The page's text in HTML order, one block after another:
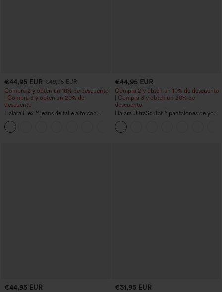
€44,95 EUR €49,95 EUR
Compra 2 y obtén un 10% de descuento
| Compra 3 y obtén un 20% de
descuento
Halara Flex™ jeans de talle alto con
bolsillos, dobladillo enrollado, pierna
ancha y efecto lavado, estilo casual
€44,95 EUR
Compra 2 y obtén un 10% de descuento
| Compra 3 y obtén un 20% de
descuento
Halara UltraSculpt™ pantalones de yoga
holgados de talle alto con control
abdominal, rayas color block y bolsillos
€44,95 EUR €31,95 EUR